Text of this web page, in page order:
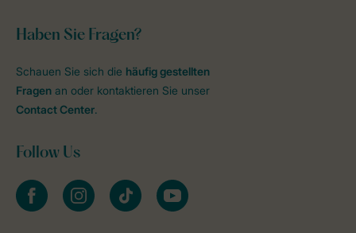
Haben Sie Fragen?
Schauen Sie sich die häufig gestellten
Fragen an oder kontaktieren Sie unser
Contact Center.
Follow Us
facebookinstagramtiktok youtube